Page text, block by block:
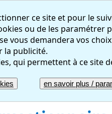
ce site et pour le
ou de les paramétrer
demandera vos
la publicité.
qui permettent à ce site
en savoir plus /